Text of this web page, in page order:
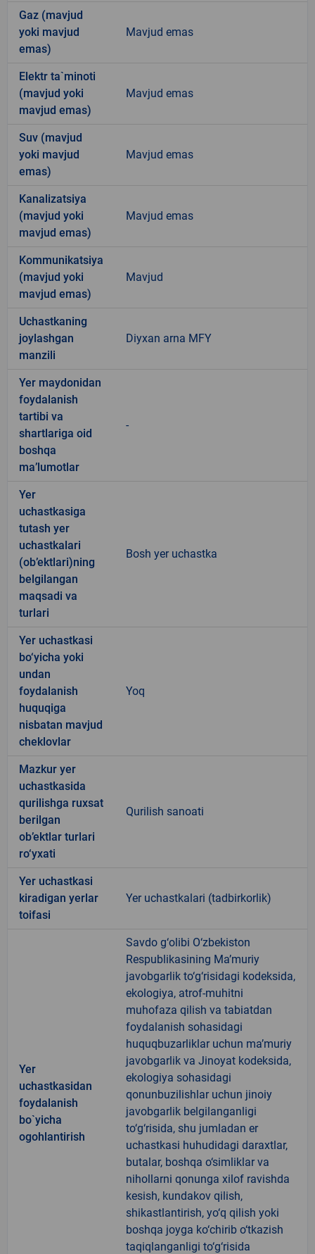
Gaz (mavjud
yoki mavjud
emas)
Mavjud emas
Elektr ta`minoti
(mavjud yoki
mavjud emas)
Mavjud emas
Suv (mavjud
yoki mavjud
emas)
Mavjud emas
Kanalizatsiya
(mavjud yoki
mavjud emas)
Mavjud emas
Kommunikatsiya
(mavjud yoki
mavjud emas)
Mavjud
Uchastkaning
joylashgan
manzili
Diyxan arna MFY
Yer maydonidan
foydalanish
tartibi va
shartlariga oid
boshqa
ma’lumotlar
-
Yer
uchastkasiga
tutash yer
uchastkalari
(ob’ektlari)ning
belgilangan
maqsadi va
turlari
Bosh yer uchastka
Yer uchastkasi
bo‘yicha yoki
undan
foydalanish
huquqiga
nisbatan mavjud
cheklovlar
Yoq
Mazkur yer
uchastkasida
qurilishga ruxsat
berilgan
ob’ektlar turlari
ro‘yxati
Qurilish sanoati
Yer uchastkasi
kiradigan yerlar
toifasi
Yer uchastkalari (tadbirkorlik)
Yer
uchastkasidan
foydalanish
bo`yicha
ogohlantirish
Savdo g‘olibi O‘zbekiston
Respublikasining Ma’muriy
javobgarlik to‘g‘risidagi kodeksida,
ekologiya, atrof-muhitni
muhofaza qilish va tabiatdan
foydalanish sohasidagi
huquqbuzarliklar uchun ma’muriy
javobgarlik va Jinoyat kodeksida,
ekologiya sohasidagi
qonunbuzilishlar uchun jinoiy
javobgarlik belgilanganligi
to‘g‘risida, shu jumladan er
uchastkasi huhudidagi daraxtlar,
butalar, boshqa o‘simliklar va
nihollarni qonunga xilof ravishda
kesish, kundakov qilish,
shikastlantirish, yo‘q qilish yoki
boshqa joyga ko‘chirib o‘tkazish
taqiqlanganligi to‘g‘risida